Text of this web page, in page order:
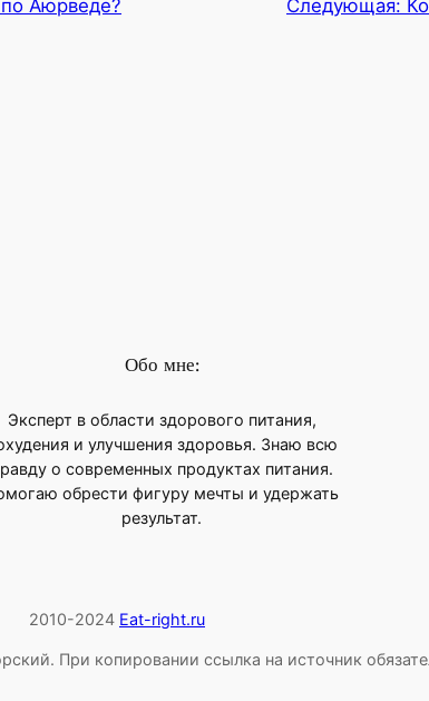
по Аюрведе? Следующая:
Обо мне:
Эксперт в области здорового питания,
и улучшения здоровья. Знаю всю
о современных продуктах питания.
обрести фигуру мечты и удержать
результат.
2010-2024 Eat-right.ru
При копировании ссылка на источник